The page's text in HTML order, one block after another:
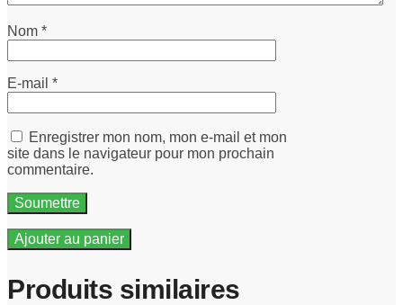
Nom *
E-mail *
Enregistrer mon nom, mon e-mail et mon
site dans le navigateur pour mon prochain
commentaire.
Ajouter au panier
Produits similaires